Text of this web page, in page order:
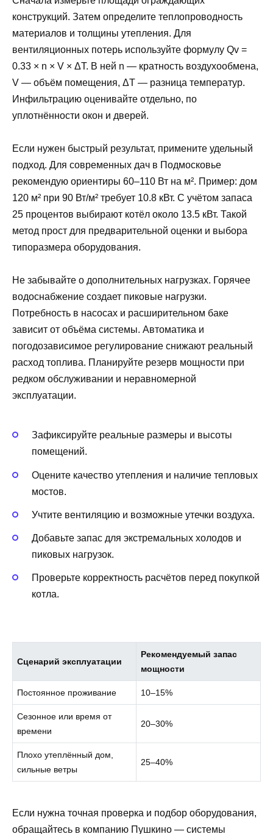
конструкций. Затем определите теплопроводность
материалов и толщины утепления. Для
вентиляционных потерь используйте формулу Qv =
0.33 × n × V × ΔT. В ней n — кратность воздухообмена,
V — объём помещения, ΔT — разница температур.
Инфильтрацию оценивайте отдельно, по
уплотнённости окон и дверей.
Если нужен быстрый результат, примените удельный
подход. Для современных дач в Подмосковье
рекомендую ориентиры 60–110 Вт на м². Пример: дом
120 м² при 90 Вт/м² требует 10.8 кВт. С учётом запаса
25 процентов выбирают котёл около 13.5 кВт. Такой
метод прост для предварительной оценки и выбора
типоразмера оборудования.
Не забывайте о дополнительных нагрузках. Горячее
водоснабжение создает пиковые нагрузки.
Потребность в насосах и расширительном баке
зависит от объёма системы. Автоматика и
погодозависимое регулирование снижают реальный
расход топлива. Планируйте резерв мощности при
редком обслуживании и неравномерной
эксплуатации.
Зафиксируйте реальные размеры и высоты
помещений.
Оцените качество утепления и наличие тепловых
мостов.
Учтите вентиляцию и возможные утечки воздуха.
Добавьте запас для экстремальных холодов и
пиковых нагрузок.
Проверьте корректность расчётов перед покупкой
котла.
Сценарий эксплуатации
Рекомендуемый запас
мощности
Постоянное проживание 10–15%
Сезонное или время от
времени
20–30%
Плохо утеплённый дом,
сильные ветры
25–40%
Если нужна точная проверка и подбор оборудования,
обращайтесь в компанию Пушкино — системы